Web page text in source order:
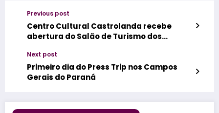
Previous post
Centro Cultural Castrolanda recebe
abertura do Salão de Turismo dos
Next post
Primeiro dia do Press Trip nos Campos
Gerais do Paraná